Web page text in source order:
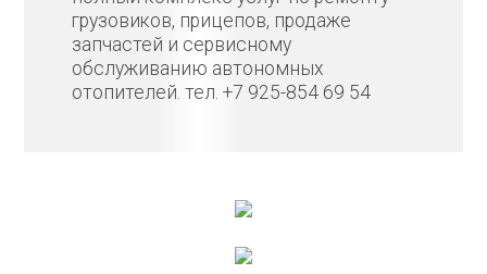
грузовиков, прицепов, продаже
запчастей и сервисному
обслуживанию автономных
отопителей. тел. +7 925-854 69 54